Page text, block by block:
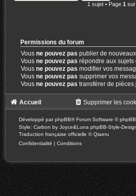
1 sujet • Page 1 sur
Permissions du forum
Vousne pouvez pas publier de
Vousne pouvez pas répondre aux sujets
Vousne pouvez pas modifier vos
Vousne pouvez pas supprimer vos
Vousne pouvez pas transférer de
Accueil Supprimer les
Développé parphpBB® Forum Software ©
Style: Carbon by Joyce&Luna phpBB-Style-
Traduction française officielle ©Qiaeru
Confidentialité | Conditions